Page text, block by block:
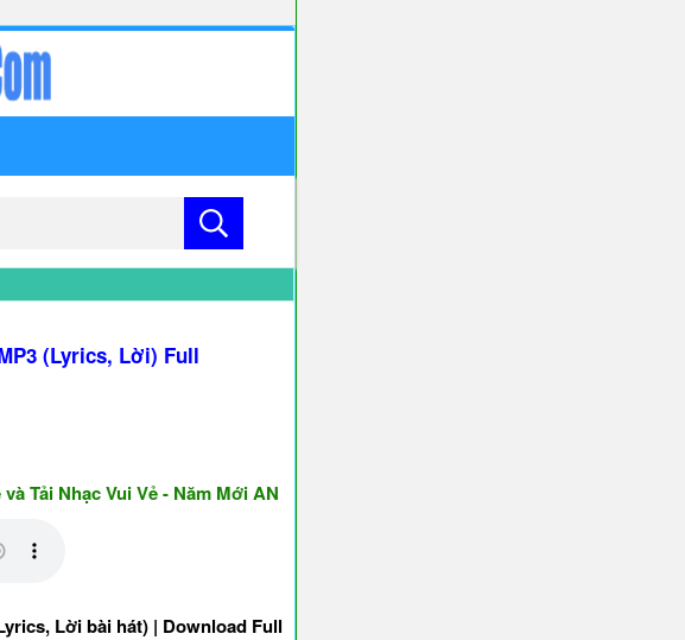
(Lyrics, Lời) Full
Vui Vẻ - Năm Mới AN KHANG & THỊNH VƯỢNG ♥♥♥
Lời bài hát) | Download Full